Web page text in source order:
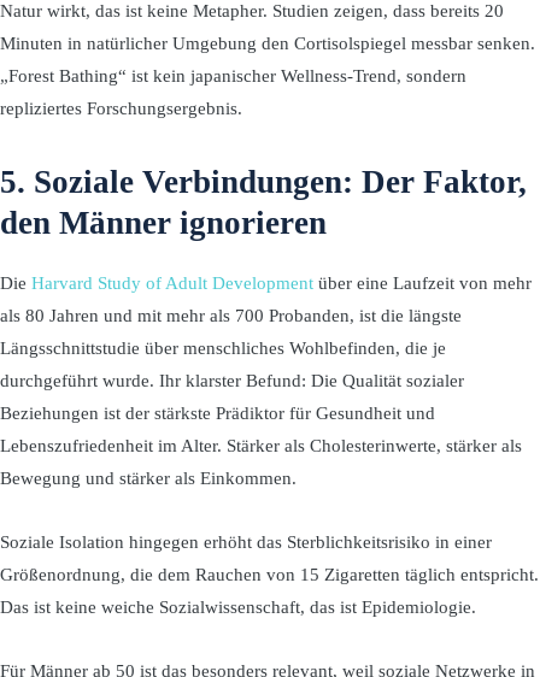
Natur wirkt, das ist keine Metapher. Studien zeigen, dass bereits 20
Minuten in natürlicher Umgebung den Cortisolspiegel messbar senken.
„Forest Bathing“ ist kein japanischer Wellness-Trend, sondern
repliziertes Forschungsergebnis.
5. Soziale Verbindungen: Der Faktor,
den Männer ignorieren
Die Harvard Study of Adult Development über eine Laufzeit von mehr
als 80 Jahren und mit mehr als 700 Probanden, ist die längste
Längsschnittstudie über menschliches Wohlbefinden, die je
durchgeführt wurde. Ihr klarster Befund: Die Qualität sozialer
Beziehungen ist der stärkste Prädiktor für Gesundheit und
Lebenszufriedenheit im Alter. Stärker als Cholesterinwerte, stärker als
Bewegung und stärker als Einkommen.
Soziale Isolation hingegen erhöht das Sterblichkeitsrisiko in einer
Größenordnung, die dem Rauchen von 15 Zigaretten täglich entspricht.
Das ist keine weiche Sozialwissenschaft, das ist Epidemiologie.
Für Männer ab 50 ist das besonders relevant, weil soziale Netzwerke in